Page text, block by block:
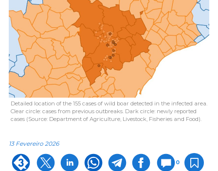
Detailed location of the 155 cases of wild boar detected in the infected area.
Clear circle: cases from previous outbreaks. Dark circle: newly reported
cases (Source: Department of Agriculture, Livestock, Fisheries and Food).
13 Fevereiro 2026
0